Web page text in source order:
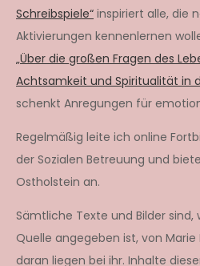
Schreibspiele“ inspiriert alle, die
Aktivierungen kennenlernen
„Über die großen Fragen des
Achtsamkeit und Spiritualität in
schenkt Anregungen für
Regelmäßig leite ich online
der Sozialen Betreuung und
Ostholstein an.
Sämtliche Texte und Bilder sind,
Quelle angegeben ist, von Marie
daran liegen bei ihr. Inhalte